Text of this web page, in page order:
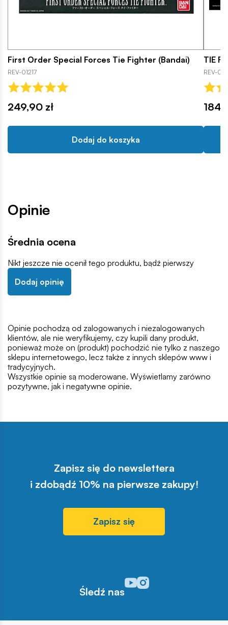
First Order Special Forces Tie Fighter (Bandai)
REV-01217
249,90 zł
Dodaj do koszyka
TIE
REV-
Opinie
Średnia ocena
Nikt jeszcze nie ocenił tego produktu, bądź pierwszy
Dodaj opinię
Opinie pochodzą od zalogowanych i niezalogowanych
klientów, ale nie weryfikujemy, czy kupili dany produkt,
ponieważ może on (produkt) pochodzić nie tylko z naszego
sklepu internetowego, lecz także z innych sklepów www i
tradycyjnych.
Wszystkie opinie są moderowane. Wyświetlamy zarówno
pozytywne, jak i negatywne opinie.
Zapisz się do newslettera
i zdobądź 10% na pierwsze zakupy!
Zapisz się
Śledź nas
Odwiedź nasz profil w
Odwiedź nasz profil w